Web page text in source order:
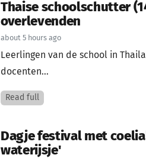
Thaise schoolschutter
overlevenden
about 5 hours ago
Leerlingen van de school in
docenten...
Read full
Dagje festival met
waterijsje'